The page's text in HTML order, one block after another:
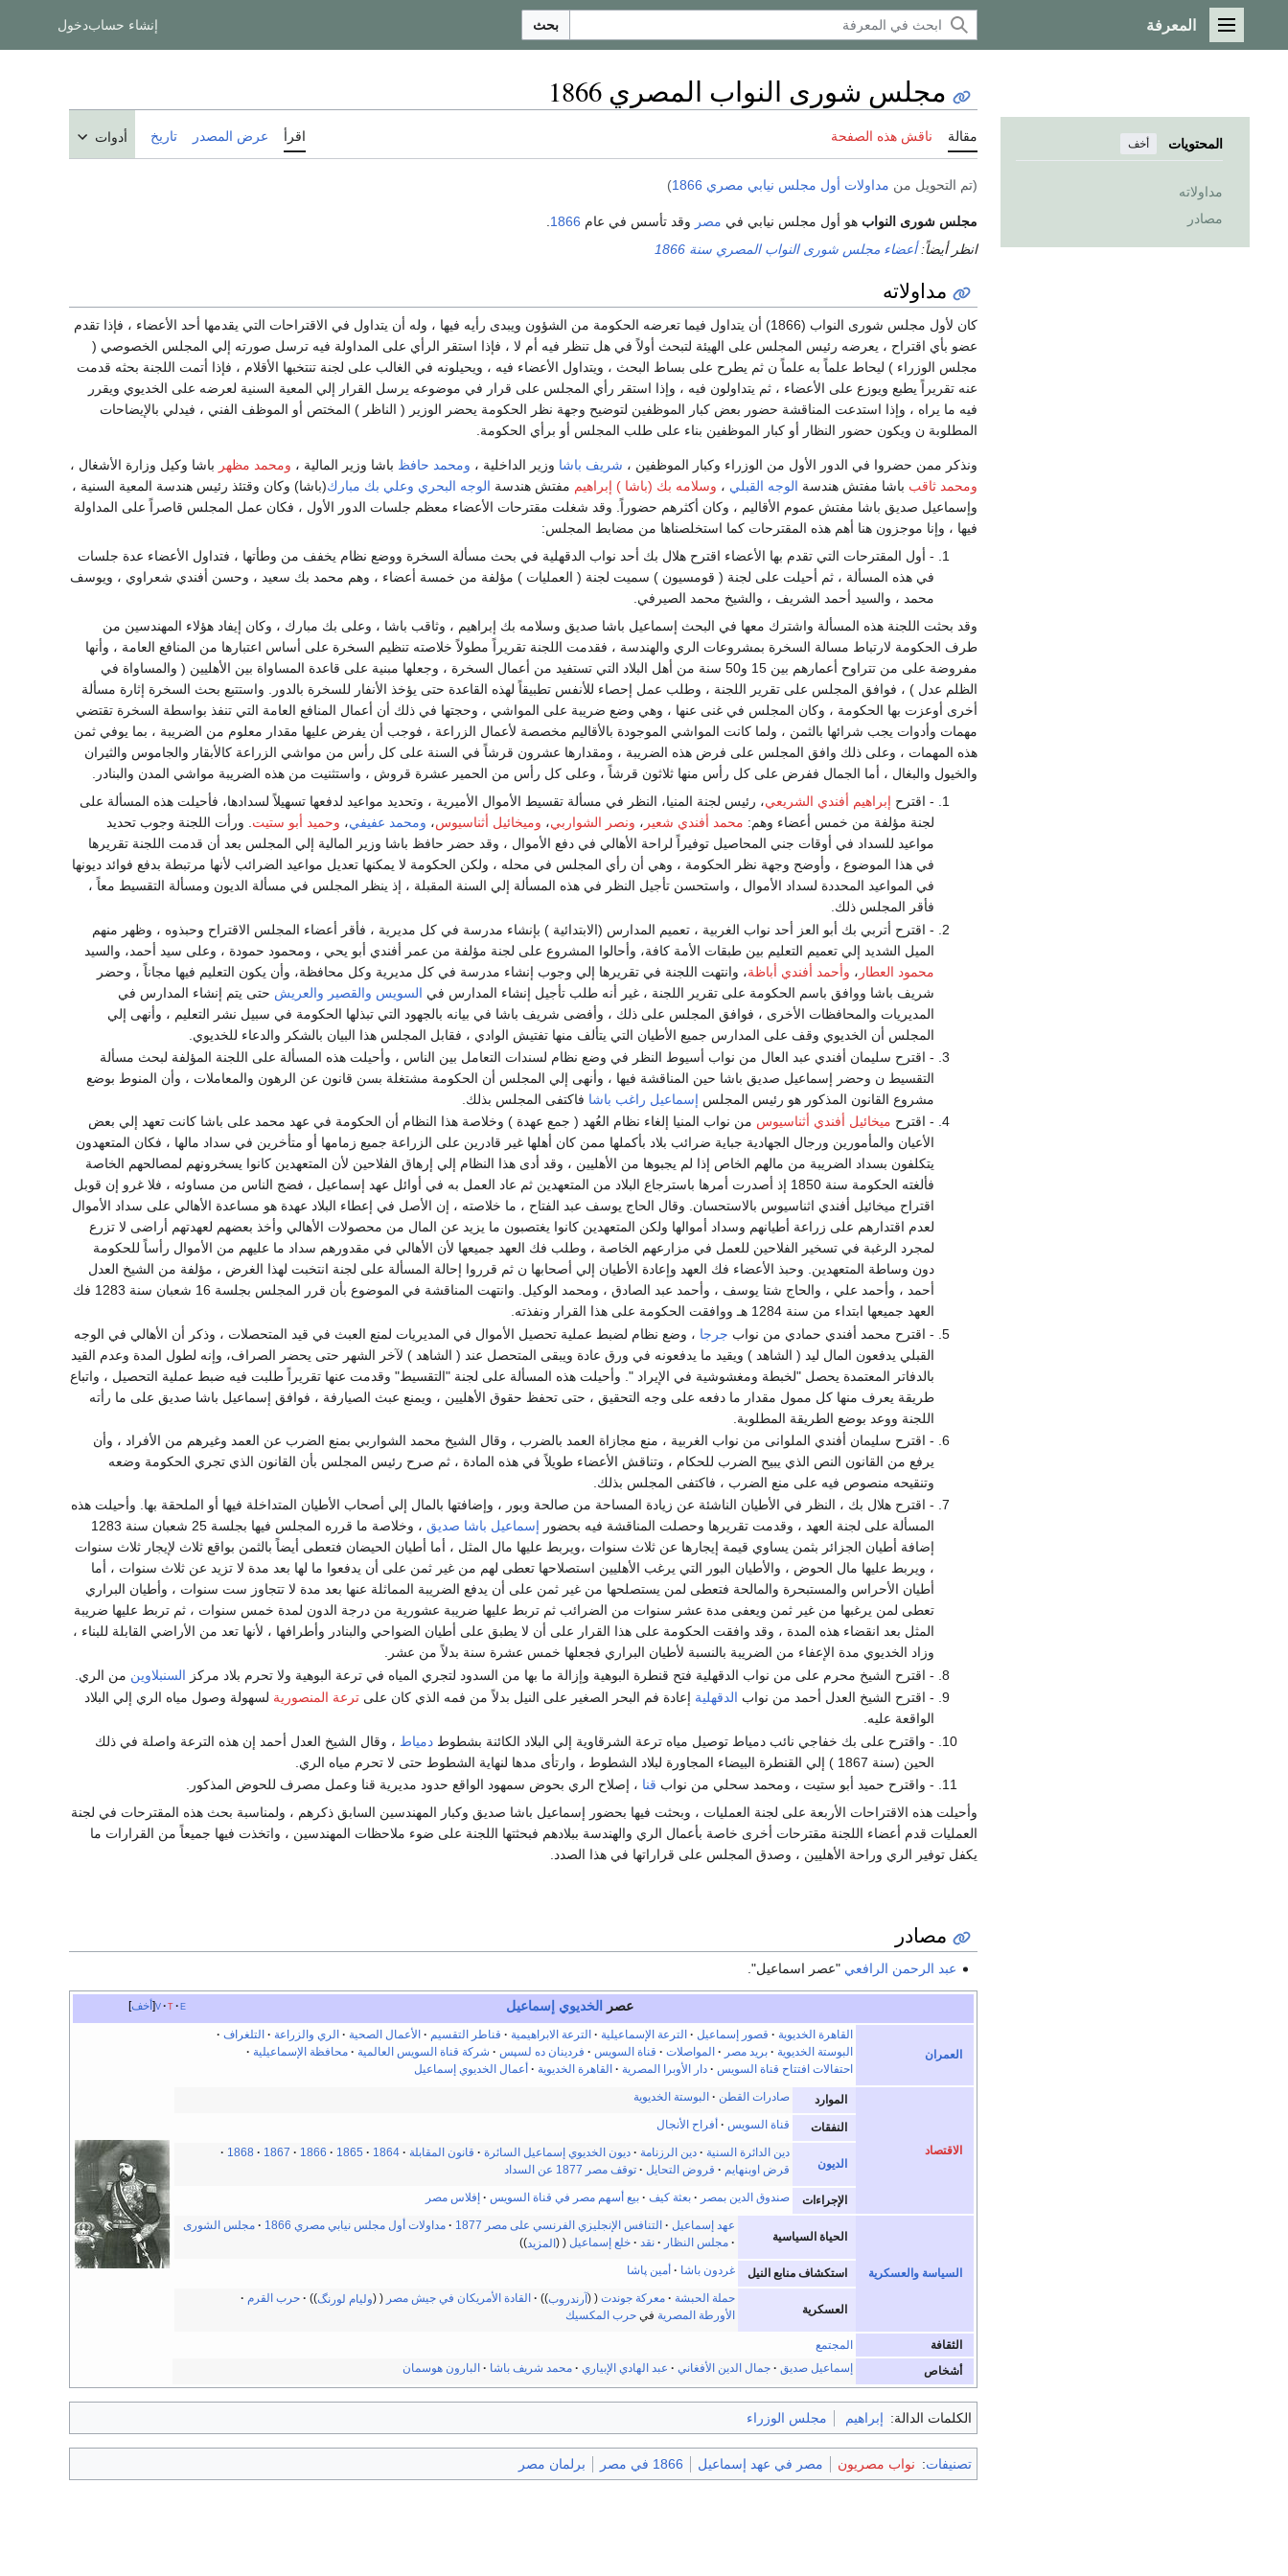
القائمة الرئيسية
المعرفة بحث إنشاء حسابدخول
المحتويات أخف
مداولاته
مصادر
مجلس شورى النواب المصري 1866
مقالة ناقش هذه الصفحة اقرأ عرض المصدر تاريخ أدوات
(تم التحويل من مداولات أول مجلس نيابي مصري 1866 )
مجلس شورى النواب هو أول مجلس نيابي في مصر وقد تأسس في عام 1866
انظر أيضاً:أعضاء مجلس شورى النواب المصري سنة 1866
مداولاته
كان لأول مجلس شورى النواب (1866) أن يتداول فيما تعرضه الحكومة من الشؤون ويبدى رأيه فيها ، وله أن يتداول في الاقتراحات التي يقدمها أحد الأعضاء ، فإذا تقدم
عضو بأي اقتراح ، يعرضه رئيس المجلس على الهيئة لتبحث أولاً في هل تنظر فيه أم لا ، فإذا استقر الرأي على المداولة فيه ترسل صورته إلي المجلس الخصوصي (
مجلس الوزراء ) ليحاط علماً به علماً ن ثم يطرح على بساط البحث ، ويتداول الأعضاء فيه ، ويحيلونه في الغالب على لجنة تنتخبها الأقلام ، فإذا أتمت اللجنة بحثه قدمت
عنه تقريراً يطبع ويوزع على الأعضاء ، ثم يتداولون فيه ، وإذا استقر رأي المجلس على قرار في موضوعه يرسل القرار إلي المعية السنية لعرضه على الخديوي ويقرر
فيه ما يراه ، وإذا استدعت المناقشة حضور بعض كبار الموظفين لتوضيح وجهة نظر الحكومة يحضر الوزير ( الناظر ) المختص أو الموظف الفني ، فيدلي بالإيضاحات
المطلوبة ن ويكون حضور النظار أو كبار الموظفين بناء على طلب المجلس أو برأي الحكومة.
ونذكر ممن حضروا في الدور الأول من الوزراء وكبار الموظفين ، شريف باشا وزير الداخلية ، ومحمد حافظ باشا وزير المالية ، ومحمد مظهر باشا وكيل وزارة الأشغال ،
ومحمد ثاقب باشا مفتش هندسة الوجه القبلي ، وسلامه بك (باشا ) إبراهيم مفتش هندسة الوجه البحري وعلي بك مبارك(باشا) وكان وقتئذ رئيس هندسة المعية السنية ،
وإسماعيل صديق باشا مفتش عموم الأقاليم ، وكان أكثرهم حضوراً. وقد شغلت مقترحات الأعضاء معظم جلسات الدور الأول ، فكان عمل المجلس قاصراً على المداولة
فيها ، وإنا موجزون هنا أهم هذه المقترحات كما استخلصناها من مضابط المجلس:
- أول المقترحات التي تقدم بها الأعضاء اقترح هلال بك أحد نواب الدقهلية في بحث مسألة السخرة ووضع نظام يخفف من وطأتها ، فتداول الأعضاء عدة جلسات
في هذه المسألة ، ثم أحيلت على لجنة ( قومسيون ) سميت لجنة ( العمليات ) مؤلفة من خمسة أعضاء ، وهم محمد بك سعيد ، وحسن أفندي شعراوي ، ويوسف
محمد ، والسيد أحمد الشريف ، والشيخ محمد الصيرفي.
وقد بحثت اللجنة هذه المسألة واشترك معها في البحث إسماعيل باشا صديق وسلامه بك إبراهيم ، وثاقب باشا ، وعلى بك مبارك ، وكان إيفاد هؤلاء المهندسين من
طرف الحكومة لارتباط مسالة السخرة بمشروعات الري والهندسة ، فقدمت اللجنة تقريراً مطولاً خلاصته تنظيم السخرة على أساس اعتبارها من المنافع العامة ، وأنها
مفروضة على من تتراوح أعمارهم بين 15 و50 سنة من أهل البلاد التي تستفيد من أعمال السخرة ، وجعلها مبنية على قاعدة المساواة بين الأهليين ( والمساواة في
الظلم عدل ) ، فوافق المجلس على تقرير اللجنة ، وطلب عمل إحصاء للأنفس تطبيقاً لهذه القاعدة حتى يؤخذ الأنفار للسخرة بالدور. واستتبع بحث السخرة إثارة مسألة
أخرى أوعزت بها الحكومة ، وكان المجلس في غنى عنها ، وهي وضع ضريبة على المواشي ، وحجتها في ذلك أن أعمال المنافع العامة التي تنفذ بواسطة السخرة تقتضي
مهمات وأدوات يجب شرائها بالثمن ، ولما كانت المواشي الموجودة بالأقاليم مخصصة لأعمال الزراعة ، فوجب أن يفرض عليها مقدار معلوم من الضريبة ، بما يوفي ثمن
هذه المهمات ، وعلى ذلك وافق المجلس على فرض هذه الضريبة ، ومقدارها عشرون قرشاً في السنة على كل رأس من مواشي الزراعة كالأبقار والجاموس والثيران
والخيول والبغال ، أما الجمال ففرض على كل رأس منها ثلاثون قرشاً ، وعلى كل رأس من الحمير عشرة قروش ، واستثنيت من هذه الضريبة مواشي المدن والبنادر.
- اقترح إبراهيم أفندي الشريعي، رئيس لجنة المنيا، النظر في مسألة تقسيط الأموال الأميرية ، وتحديد مواعيد لدفعها تسهيلاً لسدادها، فأحيلت هذه المسألة على
لجنة مؤلفة من خمس أعضاء وهم: محمد أفندي شعير ، ونصر الشواربي، وميخائيل أثناسيوس، ومحمد عفيفي، وحميد أبو ستيت . ورأت اللجنة وجوب تحديد
مواعيد للسداد في أوقات جني المحاصيل توفيراً لراحة الأهالي في دفع الأموال ، وقد حضر حافظ باشا وزير المالية إلي المجلس بعد أن قدمت اللجنة تقريرها
في هذا الموضوع ، وأوضح وجهة نظر الحكومة ، وهي أن رأي المجلس في محله ، ولكن الحكومة لا يمكنها تعديل مواعيد الضرائب لأنها مرتبطة بدفع فوائد ديونها
في المواعيد المحددة لسداد الأموال ، واستحسن تأجيل النظر في هذه المسألة إلي السنة المقبلة ، إذ ينظر المجلس في مسألة الديون ومسألة التقسيط معاً ،
فأقر المجلس ذلك.
- اقترح أتربي بك أبو العز أحد نواب الغربية ، تعميم المدارس (الابتدائية ) بإنشاء مدرسة في كل مديرية ، فأقر أعضاء المجلس الاقتراح وحبذوه ، وظهر منهم
الميل الشديد إلي تعميم التعليم بين طبقات الأمة كافة، وأحالوا المشروع على لجنة مؤلفة من عمر أفندي أبو يحي ، ومحمود حمودة ، وعلى سيد أحمد، والسيد
محمود العطار ، وأحمد أفندي أباظة، وانتهت اللجنة في تقريرها إلي وجوب إنشاء مدرسة في كل مديرية وكل محافظة، وأن يكون التعليم فيها مجاناً ، وحضر
شريف باشا ووافق باسم الحكومة على تقرير اللجنة ، غير أنه طلب تأجيل إنشاء المدارس في السويس والقصير والعريش حتى يتم إنشاء المدارس في
المديريات والمحافظات الأخرى ، فوافق المجلس على ذلك ، وأفضى شريف باشا في بيانه بالجهود التي تبذلها الحكومة في سبيل نشر التعليم ، وأنهى إلي
المجلس أن الخديوي وقف على المدارس جميع الأطيان التي يتألف منها تفتيش الوادي ، فقابل المجلس هذا البيان بالشكر والدعاء للخديوي.
- اقترح سليمان أفندي عبد العال من نواب أسيوط النظر في وضع نظام لسندات التعامل بين الناس ، وأحيلت هذه المسألة على اللجنة المؤلفة لبحث مسألة
التقسيط ن وحضر إسماعيل صديق باشا حين المناقشة فيها ، وأنهى إلي المجلس أن الحكومة مشتغلة بسن قانون عن الرهون والمعاملات ، وأن المنوط بوضع
مشروع القانون المذكور هو رئيس المجلس إسماعيل راغب باشا فاكتفى المجلس بذلك.
- اقترح ميخائيل أفندي أثناسيوس من نواب المنيا إلغاء نظام العُهد ( جمع عهدة ) وخلاصة هذا النظام أن الحكومة في عهد محمد على باشا كانت تعهد إلي بعض
الأعيان والمأمورين ورجال الجهادية جباية ضرائب بلاد بأكملها ممن كان أهلها غير قادرين على الزراعة جميع زمامها أو متأخرين في سداد مالها ، فكان المتعهدون
يتكلفون بسداد الضريبة من مالهم الخاص إذا لم يجبوها من الأهليين ، وقد أدى هذا النظام إلي إرهاق الفلاحين لأن المتعهدين كانوا يسخرونهم لمصالحهم الخاصة
فألغته الحكومة سنة 1850 إذ أصدرت أمرها باسترجاع البلاد من المتعهدين ثم عاد العمل به في أوائل عهد إسماعيل ، فضج الناس من مساوئه ، فلا غرو إن قوبل
اقتراح ميخائيل أفندي اثناسيوس بالاستحسان. وقال الحاج يوسف عبد الفتاح ، ما خلاصته ، إن الأصل في إعطاء البلاد عهدة هو مساعدة الأهالي على سداد الأموال
لعدم اقتدارهم على زراعة أطيانهم وسداد أموالها ولكن المتعهدين كانوا يغتصبون ما يزيد عن المال من محصولات الأهالي وأخذ بعضهم لعهدتهم أراضى لا تزرع
لمجرد الرغبة في تسخير الفلاحين للعمل في مزارعهم الخاصة ، وطلب فك العهد جميعها لأن الأهالي في مقدورهم سداد ما عليهم من الأموال رأساً للحكومة
دون وساطة المتعهدين. وحبذ الأعضاء فك العهد وإعادة الأطيان إلي أصحابها ن ثم قرروا إحالة المسألة على لجنة انتخبت لهذا الغرض ، مؤلفة من الشيخ العدل
أحمد ، وأحمد علي ، والحاج شتا يوسف ، وأحمد عبد الصادق ، ومحمد الوكيل. وانتهت المناقشة في الموضوع بأن قرر المجلس بجلسة 16 شعبان سنة 1283 فك
العهد جميعها ابتداء من سنة 1284 هـ ووافقت الحكومة على هذا القرار ونفذته.
- اقترح محمد أفندي حمادي من نواب جرجا ، وضع نظام لضبط عملية تحصيل الأموال في المديريات لمنع العبث في قيد المتحصلات ، وذكر أن الأهالي في الوجه
القبلي يدفعون المال ليد ( الشاهد ) ويقيد ما يدفعونه في ورق عادة ويبقى المتحصل عند ( الشاهد ) لآخر الشهر حتى يحضر الصراف، وإنه لطول المدة وعدم القيد
بالدفاتر المعتمدة يحصل "لخبطة ومغشوشية في الإيراد ". وأحيلت هذه المسألة على لجنة "التقسيط" وقدمت عنها تقريراً طلبت فيه ضبط عملية التحصيل ، واتباع
طريقة يعرف منها كل ممول مقدار ما دفعه على وجه التحقيق ، حتى تحفظ حقوق الأهليين ، ويمنع عبث الصيارفة ، فوافق إسماعيل باشا صديق على ما رأته
اللجنة ووعد بوضع الطريقة المطلوبة.
- اقترح سليمان أفندي الملوانى من نواب الغربية ، منع مجازاة العمد بالضرب ، وقال الشيخ محمد الشواربي بمنع الضرب عن العمد وغيرهم من الأفراد ، وأن
يرفع من القانون النص الذي يبيح الضرب للحكام ، وتناقش الأعضاء طويلاً في هذه المادة ، ثم صرح رئيس المجلس بأن القانون الذي تجري الحكومة وضعه
وتنقيحه منصوص فيه على منع الضرب ، فاكتفى المجلس بذلك.
- اقترح هلال بك ، النظر في الأطيان الناشئة عن زيادة المساحة من صالحة وبور ، وإضافتها بالمال إلي أصحاب الأطيان المتداخلة فيها أو الملحقة بها. وأحيلت هذه
المسألة على لجنة العهد ، وقدمت تقريرها وحصلت المناقشة فيه بحضور إسماعيل باشا صديق
، وخلاصة ما قرره المجلس فيها بجلسة 25 شعبان سنة 1283
إضافة أطيان الجزائر بثمن يساوي قيمة إيجارها عن ثلاث سنوات ،ويربط عليها مال المثل ، أما أطيان الحيضان فتعطى أيضاً بالثمن بواقع ثلاث لإيجار ثلاث سنوات
، ويربط عليها مال الحوض ، والأطيان البور التي يرغب الأهليين استصلاحها تعطى لهم من غير ثمن على أن يدفعوا ما لها بعد مدة لا تزيد عن ثلاث سنوات ، أما
أطيان الأحراس والمستبحرة والمالحة فتعطى لمن يستصلحها من غير ثمن على أن يدفع الضريبة المماثلة عنها بعد مدة لا تتجاوز ست سنوات ، وأطيان البراري
تعطى لمن يرغبها من غير ثمن ويعفى مدة عشر سنوات من الضرائب ثم تربط عليها ضريبة عشورية من درجة الدون لمدة خمس سنوات ، ثم تربط عليها ضريبة
المثل بعد انقضاء هذه المدة ، وقد وافقت الحكومة على هذا القرار على أن لا يطبق على أطيان الضواحي والبنادر وأطرافها ، لأنها تعد من الأراضي القابلة للبناء ،
وزاد الخديوي مدة الإعفاء من الضريبة بالنسبة لأطيان البراري فجعلها خمس عشرة سنة بدلاً من عشر.
- اقترح الشيخ محرم على من نواب الدقهلية فتح قنطرة البوهية وإزالة ما بها من السدود لتجري المياه في ترعة البوهية ولا تحرم بلاد مركز السنبلاوين من الري.
- اقترح الشيخ العدل أحمد من نواب الدقهلية إعادة فم البحر الصغير على النيل بدلاً من فمه الذي كان على ترعة المنصورية لسهولة وصول مياه الري إلي البلاد
الواقعة عليه.
- واقترح على بك خفاجي نائب دمياط توصيل مياه ترعة الشرقاوية إلي البلاد الكائنة بشطوط دمياط ، وقال الشيخ العدل أحمد إن هذه الترعة واصلة في ذلك
الحين (سنة 1867 ) إلي القنطرة البيضاء المجاورة لبلاد الشطوط ، وارتأى مدها لنهاية الشطوط حتى لا تحرم مياه الري.
- واقترح حميد أبو ستيت ، ومحمد سحلي من نواب قنا ، إصلاح الري بحوض سمهود الواقع حدود مديرية قنا وعمل مصرف للحوض المذكور.
وأحيلت هذه الاقتراحات الأربعة على لجنة العمليات ، وبحثت فيها بحضور إسماعيل باشا صديق وكبار المهندسين السابق ذكرهم ، ولمناسبة بحث هذه المقترحات في لجنة
العمليات قدم أعضاء اللجنة مقترحات أخرى خاصة بأعمال الري والهندسة ببلادهم فبحثتها اللجنة على ضوء ملاحظات المهندسين ، واتخذت فيها جميعاً من القرارات ما
يكفل توفير الري وراحة الأهليين ، وصدق المجلس على قراراتها في هذا الصدد.
مصادر
عبد الرحمن الرافعي "عصر اسماعيل".
أخف v t e عصر الخديوي إسماعيل
العمران
القاهرة الخديوية قصور إسماعيل الترعة الإسماعيلية الترعة الابراهيمية قناطر التقسيم الأعمال الصحية الري والزراعة
التلغراف
البوستة الخديوية
بريد مصر المواصلات قناة السويس فردينان ده لسپس شركة قناة السويس العالمية
محافظة الإسماعيلية
احتفالات افتتاح قناة السويس
دار الأوبرا المصرية القاهرة الخديوية أعمال الخديوي إسماعيل
الاقتصاد
الموارد صادرات القطن البوستة الخديوية
النفقات قناة السويس أفراح الأنجال
الديون
دين الدائرة السنية دين الرزنامة ديون الخديوي إسماعيل السائرة قانون المقابلة 1864
1865
1866
1867
1868
قرض اوبنهايم
قروض التحايل توقف مصر 1877 عن السداد
الإجراءات صندوق الدين بمصر بعثة كيف بيع أسهم مصر في قناة السويس إفلاس مصر
السياسة والعسكرية
الحياة السياسية
عهد إسماعيل التنافس الإنجليزي الفرنسي على مصر 1877 مداولات أول مجلس نيابي مصري 1866
مجلس الشورى
مجلس النظار
نقد خلع إسماعيل المزيد
استكشاف منابع النيل غردون باشا أمين پاشا
العسكرية
حملة الحبشة معركة جوندت آرندروب القادة الأمريكان في جيش مصر وليام لورنگ
حرب القرم
الأورطة المصرية فيحرب المكسيك
الثقافة
المجتمع
أشخاص
إسماعيل صديق جمال الدين الأفغاني عبد الهادي الإبياري محمد شريف باشا البارون هوسمان
الكلمات الدالة: إبراهيم مجلس الوزراء
تصنيفات: نواب مصريون مصر في عهد إسماعيل 1866 في مصر برلمان مصر